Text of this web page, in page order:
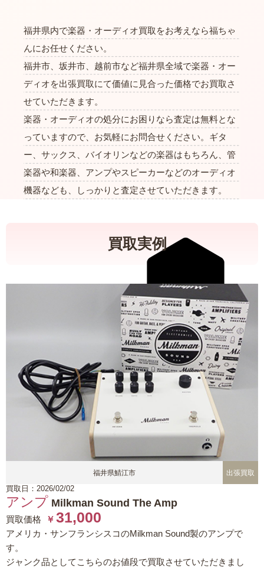
福井県内で楽器・オーディオ買取をお考えなら福ちゃ
んにお任せください。
福井市、坂井市、越前市など福井県全域で楽器・オー
ディオを出張買取にて価値に見合った価格でお買取さ
せていただきます。
楽器・オーディオの処分にお困りなら査定は無料とな
っていますので、お気軽にお問合せください。ギタ
ー、サックス、バイオリンなどの楽器はもちろん、管
楽器や和楽器、アンプやスピーカーなどのオーディオ
機器なども、しっかりと査定させていただきます。
買取実例
福井県鯖江市 出張買取
買取日：2026/02/02
アンプ Milkman Sound The Amp
買取価格 ￥ 31,000
アメリカ・サンフランシスコのMilkman Sound製のアンプで
す。
ジャンク品としてこちらのお値段で買取させていただきまし